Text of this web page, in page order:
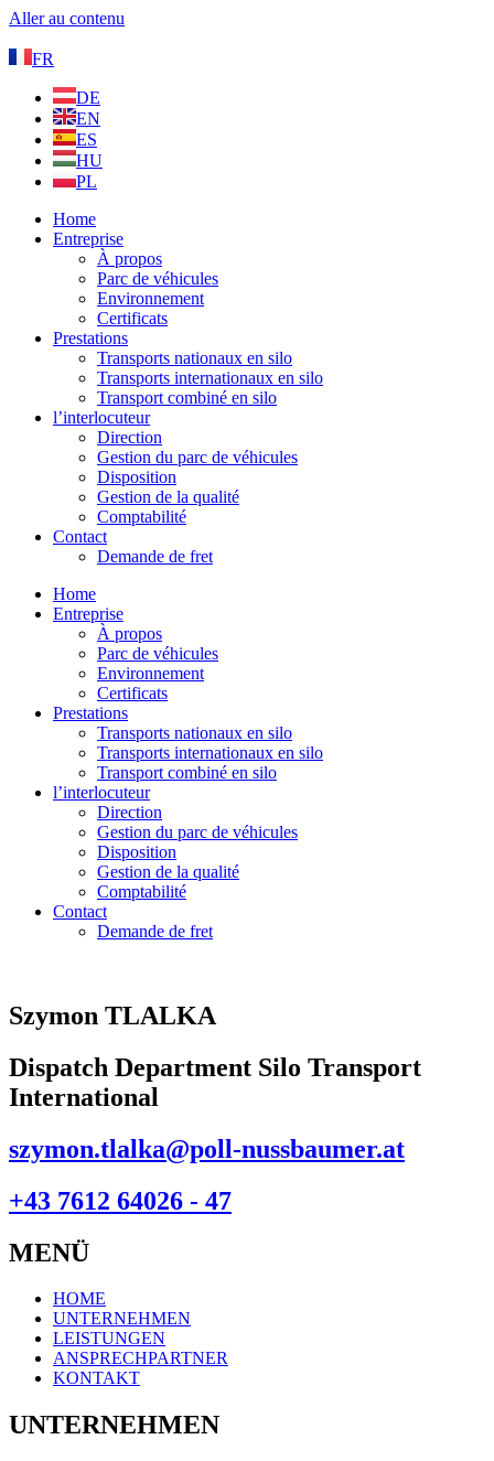
Aller au contenu
FR
DE
EN
ES
HU
PL
Home
Entreprise
À propos
Parc de véhicules
Environnement
Certificats
Prestations
Transports nationaux en silo
Transports internationaux en silo
Transport combiné en silo
l’interlocuteur
Direction
Gestion du parc de véhicules
Disposition
Gestion de la qualité
Comptabilité
Contact
Demande de fret
Home
Entreprise
À propos
Parc de véhicules
Environnement
Certificats
Prestations
Transports nationaux en silo
Transports internationaux en silo
Transport combiné en silo
l’interlocuteur
Direction
Gestion du parc de véhicules
Disposition
Gestion de la qualité
Comptabilité
Contact
Demande de fret
Szymon TLALKA
Dispatch Department Silo Transport
International
szymon.tlalka@poll-nussbaumer.at
+43 7612 64026 - 47
MENÜ
HOME
UNTERNEHMEN
LEISTUNGEN
ANSPRECHPARTNER
KONTAKT
UNTERNEHMEN